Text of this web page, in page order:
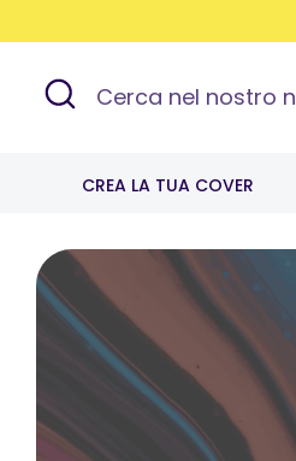
Read
Privacy
al
contenuto
Cerca
Cerca
negozioCREA LA TUA COVER